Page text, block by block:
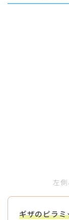
左
ギザのピラ